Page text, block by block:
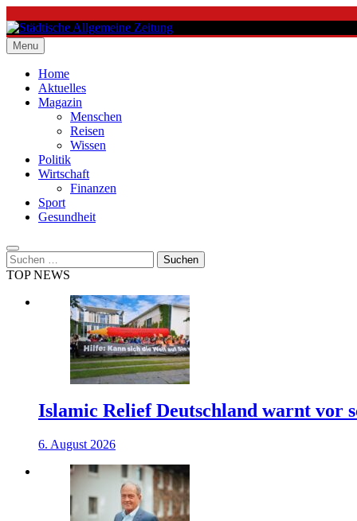
to
content
Städtische Allgemeine Zeitung
Menu
Home
Aktuelles
Magazin
Menschen
Reisen
Wissen
Politik
Wirtschaft
Finanzen
Sport
Gesundheit
Suchen
nach:
TOP NEWS
Islamic Relief Deutschland warnt vor
6. August 2026